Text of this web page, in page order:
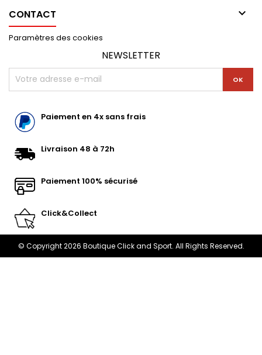
CONTACT 
Paramètres des cookies
NEWSLETTER
Paiement en 4x sans frais
Livraison 48 à 72h
Paiement 100% sécurisé
Click&Collect
© Copyright 2026 Boutique Click and Sport. All Rights Reserved.